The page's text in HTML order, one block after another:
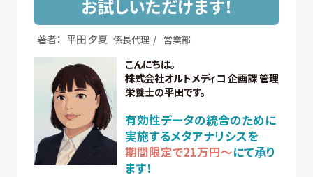
お試しいただけます！
著者： 平⽥ ⼣夏 係長代理 営業部
こんにちは。
株式会社オルトメディコ 企画課 管理
栄養士の平田です。
有効性データの統合のために
実施するメタアナリシスを
期間限定で21万円～にて承り
ます！